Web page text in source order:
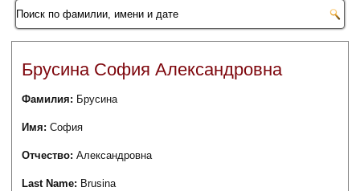
Брусина София Александровна
Фамилия: Брусина
Имя:София
Отчество:Александровна
Last Name: Brusina